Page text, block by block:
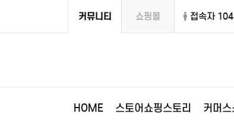
커뮤니티 쇼핑몰 접속자
HOME 스토어쇼핑스토리 커머스